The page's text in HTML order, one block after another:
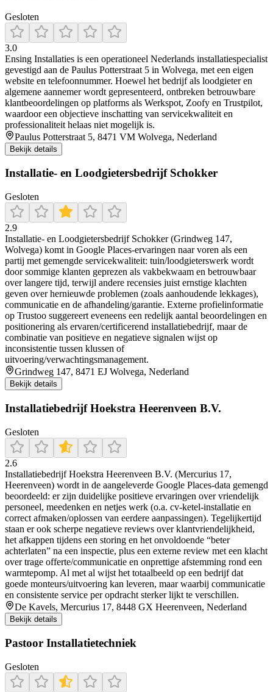
Gesloten
3.0
Ensing Installaties is een operationeel Nederlands installatiespecialist
gevestigd aan de Paulus Potterstraat 5 in Wolvega, met een eigen
website en telefoonnummer. Hoewel het bedrijf als loodgieter en
algemene aannemer wordt gepresenteerd, ontbreken betrouwbare
klantbeoordelingen op platforms als Werkspot, Zoofy en Trustpilot,
waardoor een objectieve inschatting van servicekwaliteit en
professionaliteit helaas niet mogelijk is.
Paulus Potterstraat 5, 8471 VM Wolvega, Nederland
Bekijk details
Installatie- en Loodgietersbedrijf Schokker
Gesloten
2.9
Installatie- en Loodgietersbedrijf Schokker (Grindweg 147,
Wolvega) komt in Google Places-ervaringen naar voren als een
partij met gemengde servicekwaliteit: tuin/loodgieterswerk wordt
door sommige klanten geprezen als vakbekwaam en betrouwbaar
over langere tijd, terwijl andere recensies juist ernstige klachten
geven over hernieuwde problemen (zoals aanhoudende lekkages),
communicatie en de afhandeling/garantie. Externe profielinformatie
op Trustoo suggereert eveneens een redelijk aantal beoordelingen en
positionering als ervaren/certificerend installatiebedrijf, maar de
combinatie van positieve en negatieve signalen wijst op
inconsistentie tussen klussen of
uitvoering/verwachtingsmanagement.
Grindweg 147, 8471 EJ Wolvega, Nederland
Bekijk details
Installatiebedrijf Hoekstra Heerenveen B.V.
Gesloten
2.6
Installatiebedrijf Hoekstra Heerenveen B.V. (Mercurius 17,
Heerenveen) wordt in de aangeleverde Google Places-data gemengd
beoordeeld: er zijn duidelijke positieve ervaringen over vriendelijk
personeel, meedenken en netjes werk (o.a. cv-ketel-installatie en
correct afmaken/oplossen van eerdere aanpassingen). Tegelijkertijd
staan er ook scherpe negatieve reviews over klantvriendelijkheid,
het afkappen tijdens een storing en het onvoldoende “beter
achterlaten” na een inspectie, plus een externe review met een klacht
over trage offerte/communicatie en onprettige afstemming rond een
warmtepomp. Al met al wijst het totaalbeeld op een bedrijf dat
goede monteurs/uitvoering kan leveren, maar waarbij communicatie
en consistente service per opdracht sterker lijkt te verschillen.
De Kavels, Mercurius 17, 8448 GX Heerenveen, Nederland
Bekijk details
Pastoor Installatietechniek
Gesloten